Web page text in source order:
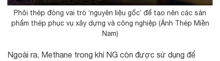
Phôi thép đóng vai trò ‘nguyên liệu gốc’ để tạo nên các sản
phẩm thép phục vụ xây dựng và công nghiệp (Ảnh Thép Miền
Nam)
Ngoài ra, Methane trong khí NG còn được sử dụng để